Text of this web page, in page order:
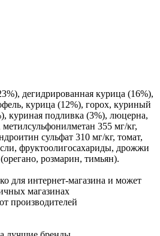
дегидрированная курица (16%),
курица (12%), горох, куриный
куриная подливка (3%), люцерна,
355 мг/кг,
сульфат 310 мг/кг, томат,
фруктоолигосахариды, дрожжи
розмарин, тимьян).
для интернет-магазина и может
магазинах